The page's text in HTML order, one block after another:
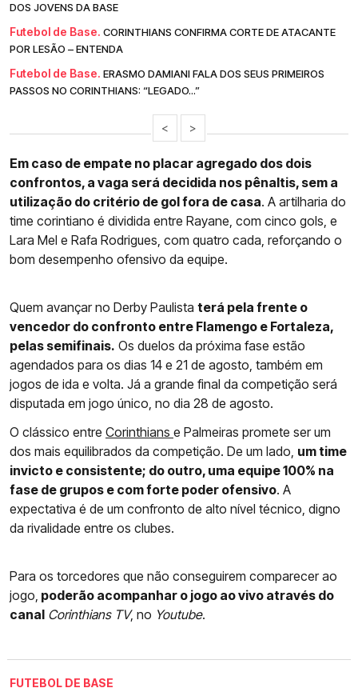
DOS JOVENS DA BASE
Futebol de Base. CORINTHIANS CONFIRMA CORTE DE ATACANTE
POR LESÃO – ENTENDA
Futebol de Base. ERASMO DAMIANI FALA DOS SEUS PRIMEIROS
PASSOS NO CORINTHIANS: “LEGADO...”
< >
Em caso de empate no placar agregado dos dois
confrontos, a vaga será decidida nos pênaltis, sem a
utilização do critério de gol fora de casa. A artilharia do
time corintiano é dividida entre Rayane, com cinco gols, e
Lara Mel e Rafa Rodrigues, com quatro cada, reforçando o
bom desempenho ofensivo da equipe.
Quem avançar no Derby Paulista terá pela frente o
vencedor do confronto entre Flamengo e Fortaleza,
pelas semifinais. Os duelos da próxima fase estão
agendados para os dias 14 e 21 de agosto, também em
jogos de ida e volta. Já a grande final da competição será
disputada em jogo único, no dia 28 de agosto.
O clássico entre Corinthians e Palmeiras promete ser um
dos mais equilibrados da competição. De um lado, um time
invicto e consistente; do outro, uma equipe 100% na
fase de grupos e com forte poder ofensivo. A
expectativa é de um confronto de alto nível técnico, digno
da rivalidade entre os clubes.
Para os torcedores que não conseguirem comparecer ao
jogo, poderão acompanhar o jogo ao vivo através do
canal Corinthians TV, no Youtube.
FUTEBOL DE BASE